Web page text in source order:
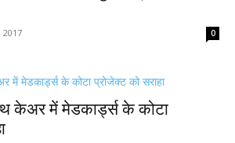
2017 0
केअर में मेडकार्ड्स के कोटा